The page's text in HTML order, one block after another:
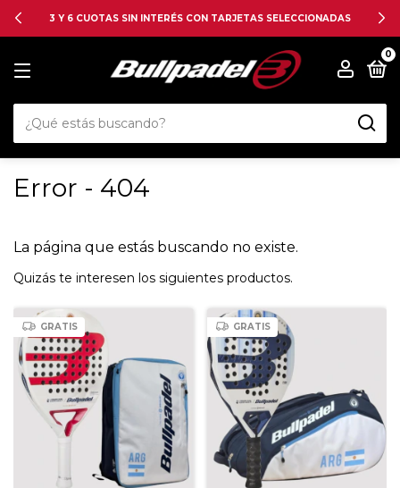
3 Y 6 CUOTAS SIN INTERÉS CON TARJETAS SELECCIONADAS
0
Error - 404
La página que estás buscando no existe.
Quizás te interesen los siguientes productos.
GRATIS GRATIS